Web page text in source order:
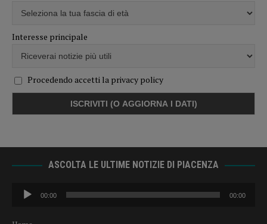
Interesse principale
Procedendo accetti la privacy policy
ASCOLTA LE ULTIME NOTIZIE DI PIACENZA
Audio
Player
00:00 00:00